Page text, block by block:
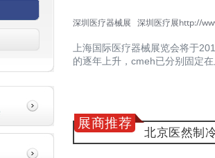
深圳医疗器械展 深圳医疗展http://
上海国际医疗器械展览会将于
的逐年上升，cmeh已分别固定在
展商推荐
北京医然制